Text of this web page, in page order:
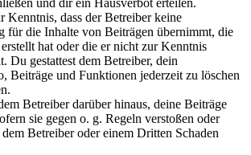
Kenntnis, dass der Betreiber keine
für die Inhalte von Beiträgen übernimmt, die
hat oder die er nicht zur Kenntnis
Du gestattest dem Betreiber, dein
Beiträge und Funktionen jederzeit zu löschen
Betreiber darüber hinaus, deine Beiträge
sie gegen o. g. Regeln verstoßen oder
Betreiber oder einem Dritten Schaden